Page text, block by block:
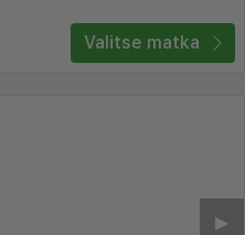
Valitse matka
▶︎